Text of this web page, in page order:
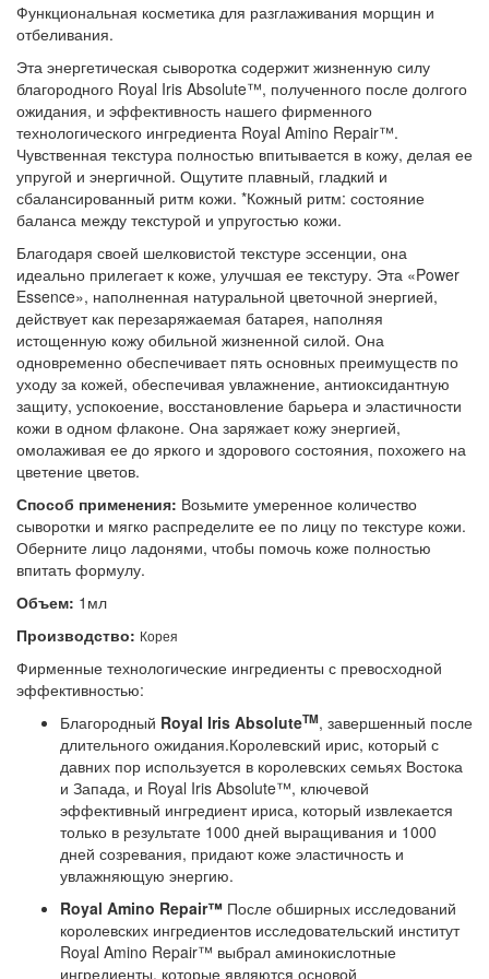
Функциональная косметика для разглаживания морщин и
отбеливания.
Эта энергетическая сыворотка содержит жизненную силу
благородного Royal Iris Absolute™, полученного после долгого
ожидания, и эффективность нашего фирменного
технологического ингредиента Royal Amino Repair™.
Чувственная текстура полностью впитывается в кожу, делая ее
упругой и энергичной. Ощутите плавный, гладкий и
сбалансированный ритм кожи. *Кожный ритм: состояние
баланса между текстурой и упругостью кожи.
Благодаря своей шелковистой текстуре эссенции, она
идеально прилегает к коже, улучшая ее текстуру. Эта «Power
Essence», наполненная натуральной цветочной энергией,
действует как перезаряжаемая батарея, наполняя
истощенную кожу обильной жизненной силой. Она
одновременно обеспечивает пять основных преимуществ по
уходу за кожей, обеспечивая увлажнение, антиоксидантную
защиту, успокоение, восстановление барьера и эластичности
кожи в одном флаконе. Она заряжает кожу энергией,
омолаживая ее до яркого и здорового состояния, похожего на
цветение цветов.
Способ применения: Возьмите умеренное количество
сыворотки и мягко распределите ее по лицу по текстуре кожи.
Оберните лицо ладонями, чтобы помочь коже полностью
впитать формулу.
Объем: 1мл
Производство: Корея
Фирменные технологические ингредиенты с превосходной
эффективностью:
Благородный Royal Iris AbsoluteTM, завершенный после
длительного ожидания.Королевский ирис, который с
давних пор используется в королевских семьях Востока
и Запада, и Royal Iris Absolute™, ключевой
эффективный ингредиент ириса, который извлекается
только в результате 1000 дней выращивания и 1000
дней созревания, придают коже эластичность и
увлажняющую энергию.
Royal Amino Repair™ После обширных исследований
королевских ингредиентов исследовательский институт
Royal Amino Repair™ выбрал аминокислотные
ингредиенты, которые являются основой